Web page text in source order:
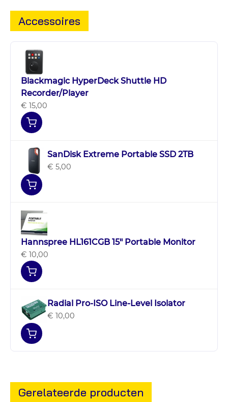
Accessoires
Blackmagic HyperDeck Shuttle HD
Recorder/Player
€ 15,00
SanDisk Extreme Portable SSD 2TB
€ 5,00
Hannspree HL161CGB 15″ Portable Monitor
€ 10,00
Radial Pro-ISO Line-Level Isolator
€ 10,00
Gerelateerde producten